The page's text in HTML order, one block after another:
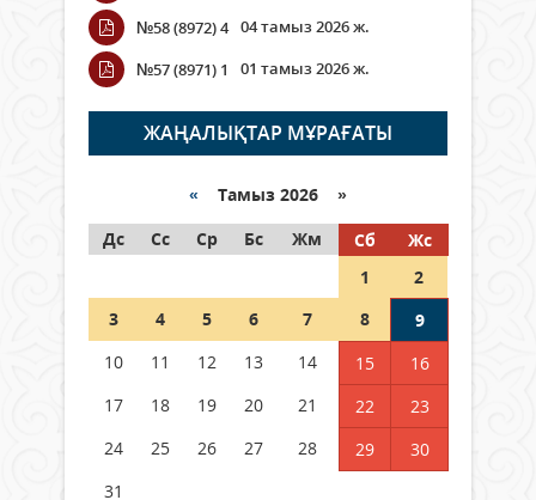
Wi-Fi ҚАБЫРҒА АРҚЫЛЫ ҚАЛАЙ
ӨТЕДІ?
06 тамыз 2026 ж. 279
граждане Казахстана,
05 тамыз 2026 ж. 161
Шетелде жүрген Қазақстан
азаматтары қалай дауыс бере
№58 (8972) 4 04 тамыз 2026 ж.
№57 (8971) 1
01 тамыз 2026 ж.
ЖАҢАЛЫҚТАР МҰРАҒАТЫ
« Тамыз 2026 »
Дс
Сс Ср Бс Жм Сб
Жс
1
2
3
4 5 6 7 8
9
10
11 12 13 14 15
16
17
18 19 20 21 22
23
24
25 26 27 28 29
30
31